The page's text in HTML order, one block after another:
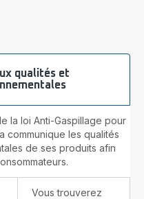
qualités et
la loi Anti-Gaspillage pour
communique les qualités
de ses produits afin
Vous trouverez